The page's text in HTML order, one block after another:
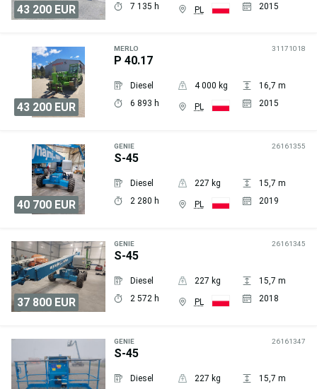
43 200 EUR
7 135 h
PL 2015
43 200 EUR
MERLO
P 40.17
31171018
Diesel 4 000 kg
16,7 m
6 893 h
PL 2015
40 700 EUR
GENIE
S-45
26161355
Diesel 227 kg
15,7 m
2 280 h
PL 2019
37 800 EUR
GENIE
S-45
26161345
Diesel 227 kg
15,7 m
2 572 h
PL 2018
GENIE
S-45
26161347
Diesel 227 kg
15,7 m